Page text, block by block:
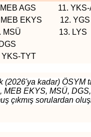
11. YKS-
EKYS 12. YGS
8. MSÜ 13. LYS
TYT
kadar) ÖSYM
EKYS, MSÜ,
çıkmış sorulardan